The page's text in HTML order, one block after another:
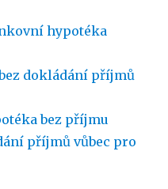
hypotéka
dokládání příjmů
bez příjmu
příjmů vůbec pro